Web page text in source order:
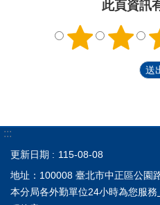
此頁資訊
:::
更新日期
115-08-08
地址：100008 臺北市中正區公園
本分局各外勤單位24小時為您服務